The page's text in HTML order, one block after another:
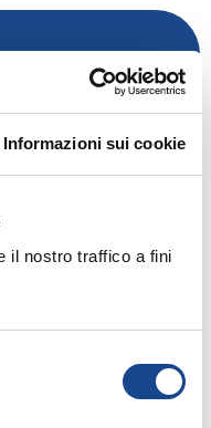
Informazioni sui cookie
il nostro traffico a fini
anno 2021